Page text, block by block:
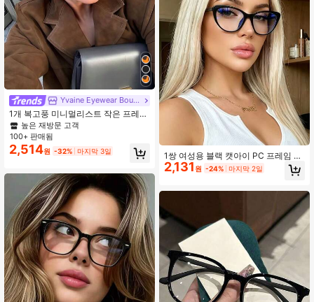
Yvaine Eyewear Boutique
1개 복고풍 미니멀리스트 작은 프레임
타원형 여성용 투명 렌즈 안경 프레임,
패셔너블한 크로스보더
높은 재방문 고객
100+ 판매됨
2,514원 -32% 마지막 3일
1쌍 여성용 블랙 캣아이 PC 프레임 미
니멀리스트 솔리드 컬러 다용도 투명
렌즈 안경
2,131 원 -24% 마지막 2일